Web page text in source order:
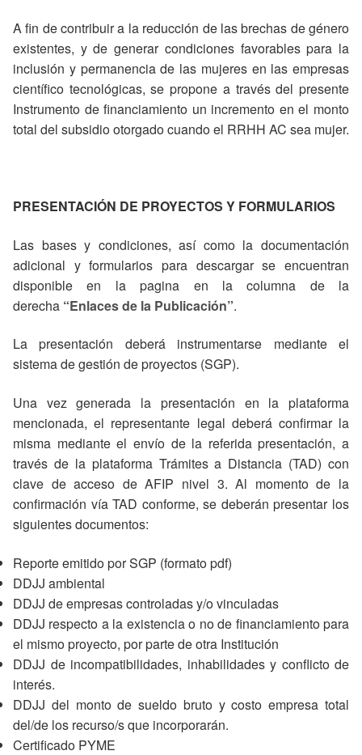
A fin de contribuir a la reducción de las brechas de género
existentes, y de generar condiciones favorables para la
inclusión y permanencia de las mujeres en las empresas
científico tecnológicas, se propone a través del presente
Instrumento de financiamiento un incremento en el monto
total del subsidio otorgado cuando el RRHH AC sea mujer.
PRESENTACIÓN DE PROYECTOS Y FORMULARIOS
Las bases y condiciones, así como la documentación
adicional y formularios para descargar se encuentran
disponible en la pagina en la columna de la
derecha “Enlaces de la Publicación”.
La presentación deberá instrumentarse mediante el
sistema de gestión de proyectos (SGP).
Una vez generada la presentación en la plataforma
mencionada, el representante legal deberá confirmar la
misma mediante el envío de la referida presentación, a
través de la plataforma Trámites a Distancia (TAD) con
clave de acceso de AFIP nivel 3. Al momento de la
confirmación vía TAD conforme, se deberán presentar los
siguientes documentos:
Reporte emitido por SGP (formato pdf)
DDJJ ambiental
DDJJ de empresas controladas y/o vinculadas
DDJJ respecto a la existencia o no de financiamiento para
el mismo proyecto, por parte de otra Institución
DDJJ de incompatibilidades, inhabilidades y conflicto de
interés.
DDJJ del monto de sueldo bruto y costo empresa total
del/de los recurso/s que incorporarán.
Certificado PYME